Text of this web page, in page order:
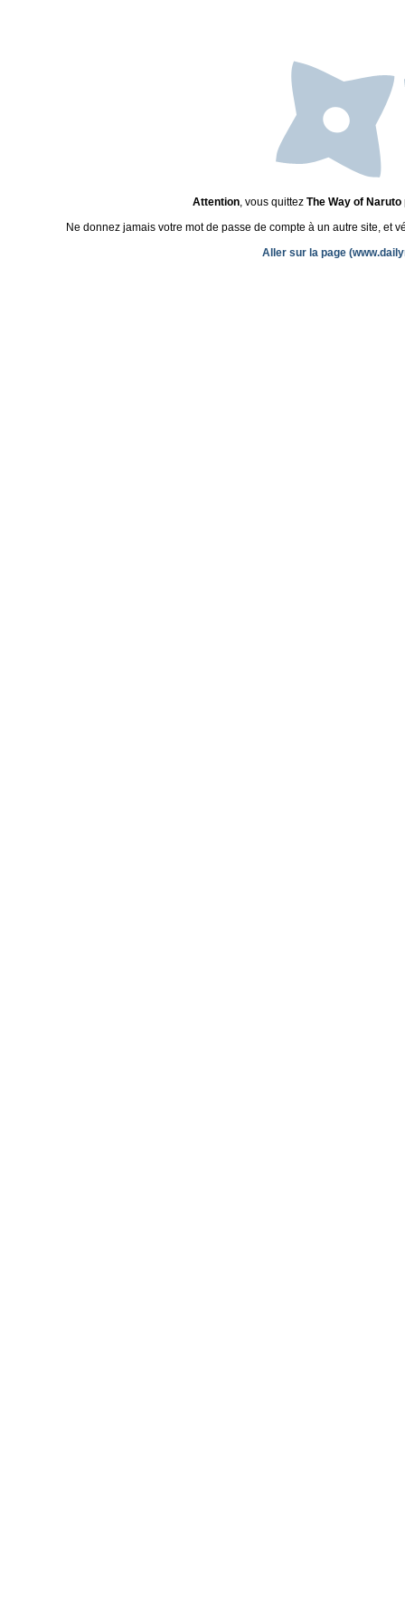
Attention, vous quittez The Way of Naruto
Ne donnez jamais votre mot de passe de compte à un autre site, et
Aller sur la page